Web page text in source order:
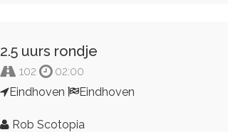
2.5 uurs rondje
102
02:00
Eindhoven
Eindhoven
Rob Scotopia